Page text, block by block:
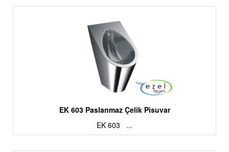
EK 603 Paslanmaz Çelik Pisuvar
EK 603 ...